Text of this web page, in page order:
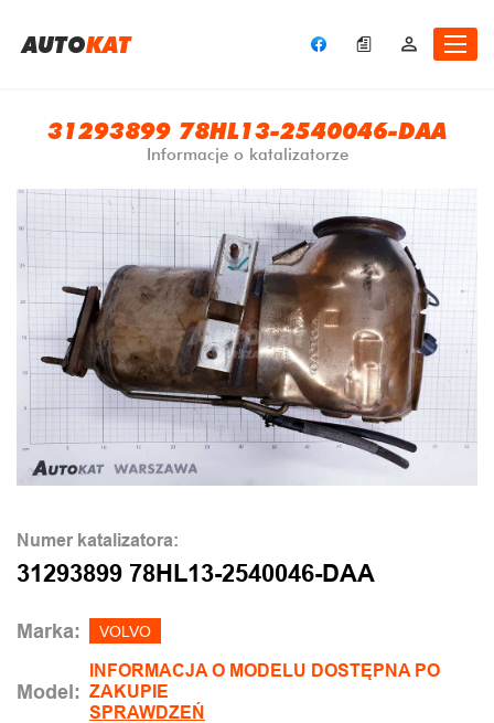
AUTOKAT
31293899 78HL13-2540046-DAA
Informacje o katalizatorze
Numer katalizatora:
31293899 78HL13-2540046-DAA
Marka: VOLVO
Model:
INFORMACJA O MODELU DOSTĘPNA PO
ZAKUPIE
SPRAWDZEŃ